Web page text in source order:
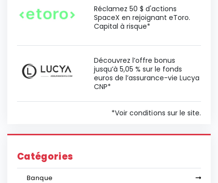
Réclamez 50 $ d'actions
SpaceX en rejoignant eToro.
Capital à risque*
Découvrez l’offre bonus
jusqu’à 5,05 % sur le fonds
euros de l’assurance-vie Lucya
CNP*
*Voir conditions sur le site.
Catégories
Banque